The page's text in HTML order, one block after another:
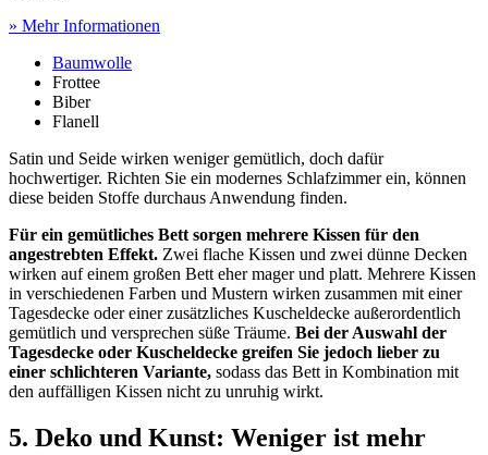
» Mehr Informationen
Baumwolle
Frottee
Biber
Flanell
Satin und Seide wirken weniger gemütlich, doch dafür
hochwertiger. Richten Sie ein modernes Schlafzimmer ein, können
diese beiden Stoffe durchaus Anwendung finden.
Für ein gemütliches Bett sorgen mehrere Kissen für den
angestrebten Effekt. Zwei flache Kissen und zwei dünne Decken
wirken auf einem großen Bett eher mager und platt. Mehrere Kissen
in verschiedenen Farben und Mustern wirken zusammen mit einer
Tagesdecke oder einer zusätzliches Kuscheldecke außerordentlich
gemütlich und versprechen süße Träume. Bei der Auswahl der
Tagesdecke oder Kuscheldecke greifen Sie jedoch lieber zu
einer schlichteren Variante, sodass das Bett in Kombination mit
den auffälligen Kissen nicht zu unruhig wirkt.
5. Deko und Kunst: Weniger ist mehr